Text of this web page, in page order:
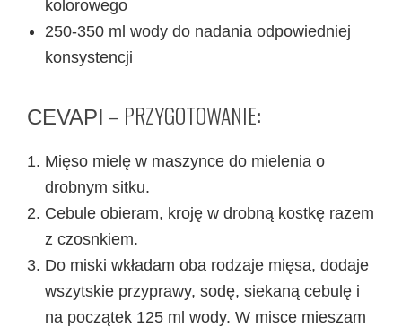
kolorowego
250-350 ml wody do nadania odpowiedniej
konsystencji
CEVAPI – PRZYGOTOWANIE:
Mięso mielę w maszynce do mielenia o
drobnym sitku.
Cebule obieram, kroję w drobną kostkę razem
z czosnkiem.
Do miski wkładam oba rodzaje mięsa, dodaje
wszytskie przyprawy, sodę, siekaną cebulę i
na początek 125 ml wody. W misce mieszam